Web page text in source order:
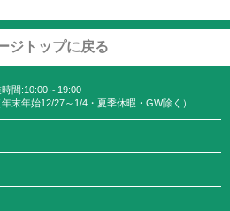
ジトップに戻る
間:10:00～19:00
末年始12/27～1/4・夏季休暇・GW除く）